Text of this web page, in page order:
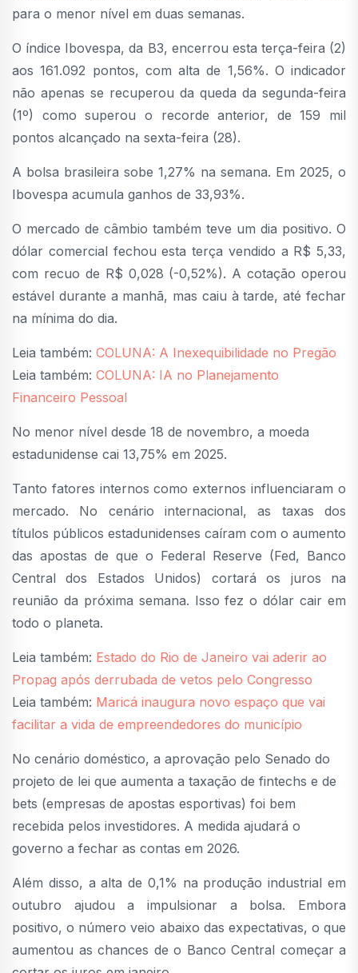
para o menor nível em duas semanas.
O índice Ibovespa, da B3, encerrou esta terça-feira (2)
aos 161.092 pontos, com alta de 1,56%. O indicador
não apenas se recuperou da queda da segunda-feira
(1º) como superou o recorde anterior, de 159 mil
pontos alcançado na sexta-feira (28).
A bolsa brasileira sobe 1,27% na semana. Em 2025, o
Ibovespa acumula ganhos de 33,93%.
O mercado de câmbio também teve um dia positivo. O
dólar comercial fechou esta terça vendido a R$ 5,33,
com recuo de R$ 0,028 (-0,52%). A cotação operou
estável durante a manhã, mas caiu à tarde, até fechar
na mínima do dia.
Leia também: COLUNA: A Inexequibilidade no Pregão
Leia também: COLUNA: IA no Planejamento
Financeiro Pessoal
No menor nível desde 18 de novembro, a moeda
estadunidense cai 13,75% em 2025.
Tanto fatores internos como externos influenciaram o
mercado. No cenário internacional, as taxas dos
títulos públicos estadunidenses caíram com o aumento
das apostas de que o Federal Reserve (Fed, Banco
Central dos Estados Unidos) cortará os juros na
reunião da próxima semana. Isso fez o dólar cair em
todo o planeta.
Leia também: Estado do Rio de Janeiro vai aderir ao
Propag após derrubada de vetos pelo Congresso
Leia também: Maricá inaugura novo espaço que vai
facilitar a vida de empreendedores do município
No cenário doméstico, a aprovação pelo Senado do
projeto de lei que aumenta a taxação de fintechs e de
bets (empresas de apostas esportivas) foi bem
recebida pelos investidores. A medida ajudará o
governo a fechar as contas em 2026.
Além disso, a alta de 0,1% na produção industrial em
outubro ajudou a impulsionar a bolsa. Embora
positivo, o número veio abaixo das expectativas, o que
aumentou as chances de o Banco Central começar a